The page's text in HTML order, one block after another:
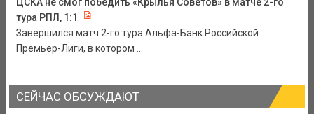
ЦСКА не смог победить «Крылья Советов» в матче 2-го
тура РПЛ, 1:1
Завершился матч 2-го тура Альфа-Банк Российской
Премьер-Лиги, в котором ...
СЕЙЧАС ОБСУЖДАЮТ